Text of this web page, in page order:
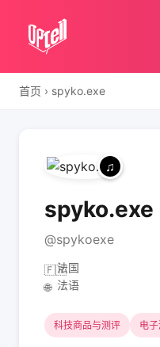
首页 › spyko.exe
spyko.exe
@spykoexe
🇫🇷法国
🌐 法语
科技商品与测评 电